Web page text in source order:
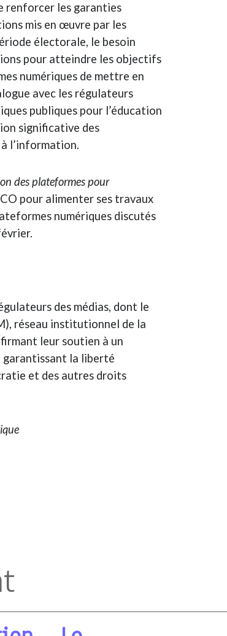
renforcer les garanties
mis en œuvre par les
électorale, le besoin
pour atteindre les objectifs
numériques de mettre en
avec les régulateurs
publiques pour l’éducation
significative des
l’information.
des plateformes pour
pour alimenter ses travaux
numériques discutés
des médias, dont le
réseau institutionnel de la
leur soutien à un
garantissant la liberté
et des autres droits